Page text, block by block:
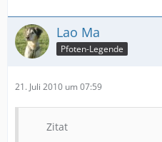
Lao Ma
Pfoten-Legende
21. Juli 2010 um 07:59
Zitat